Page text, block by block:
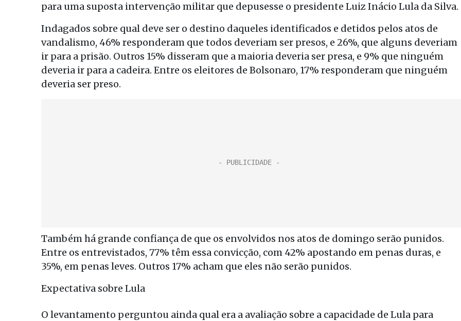
para uma suposta intervenção militar que depusesse o presidente Luiz Inácio Lula da Silva.
Indagados sobre qual deve ser o destino daqueles identificados e detidos pelos atos de
vandalismo, 46% responderam que todos deveriam ser presos, e 26%, que alguns deveriam
ir para a prisão. Outros 15% disseram que a maioria deveria ser presa, e 9% que ninguém
deveria ir para a cadeira. Entre os eleitores de Bolsonaro, 17% responderam que ninguém
deveria ser preso.
Também há grande confiança de que os envolvidos nos atos de domingo serão punidos.
Entre os entrevistados, 77% têm essa convicção, com 42% apostando em penas duras, e
35%, em penas leves. Outros 17% acham que eles não serão punidos.
Expectativa sobre Lula
O levantamento perguntou ainda qual era a avaliação sobre a capacidade de Lula para